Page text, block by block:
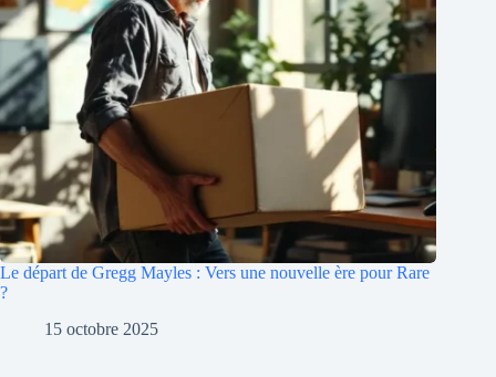
Le départ de Gregg Mayles : Vers une nouvelle ère pour Rare
?
15 octobre 2025